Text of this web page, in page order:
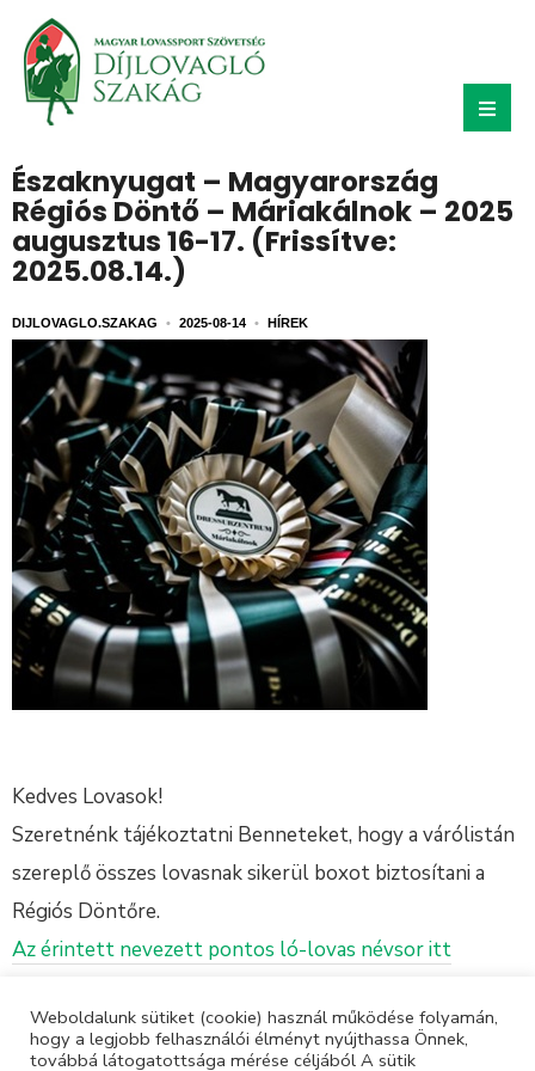
Északnyugat – Magyarország
Régiós Döntő – Máriakálnok – 2025
augusztus 16-17. (Frissítve:
2025.08.14.)
DIJLOVAGLO.SZAKAG • 2025-08-14 • HÍREK
Kedves Lovasok!
Szeretnénk tájékoztatni Benneteket, hogy a várólistán
szereplő összes lovasnak sikerül boxot biztosítani a
Régiós Döntőre.
Az érintett nevezett pontos ló-lovas névsor itt
Versenykiírás és nevezés
Weboldalunk sütiket (cookie) használ működése folyamán,
hogy a legjobb felhasználói élményt nyújthassa Önnek,
továbbá látogatottsága mérése céljából A sütik